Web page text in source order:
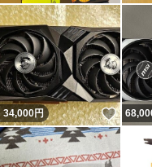
34,000円 いい